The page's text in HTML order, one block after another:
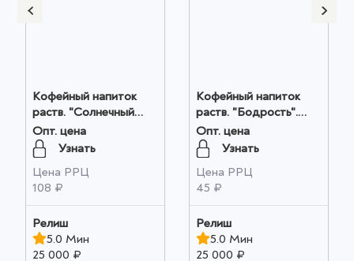
Кофейный напиток
раств. "Солнечный
колос". ГОСТ. м/у
250гр. оптом
Опт. цена
Узнать
Цена РРЦ
108 ₽
Релиш
5.0 Мин
25 000 ₽
Кофейный напиток
раств. "Бодрость".
ГОСТ цв. пл.. 100гр.
оптом
Опт. цена
Узнать
Цена РРЦ
45 ₽
Релиш
5.0 Мин
25 000 ₽